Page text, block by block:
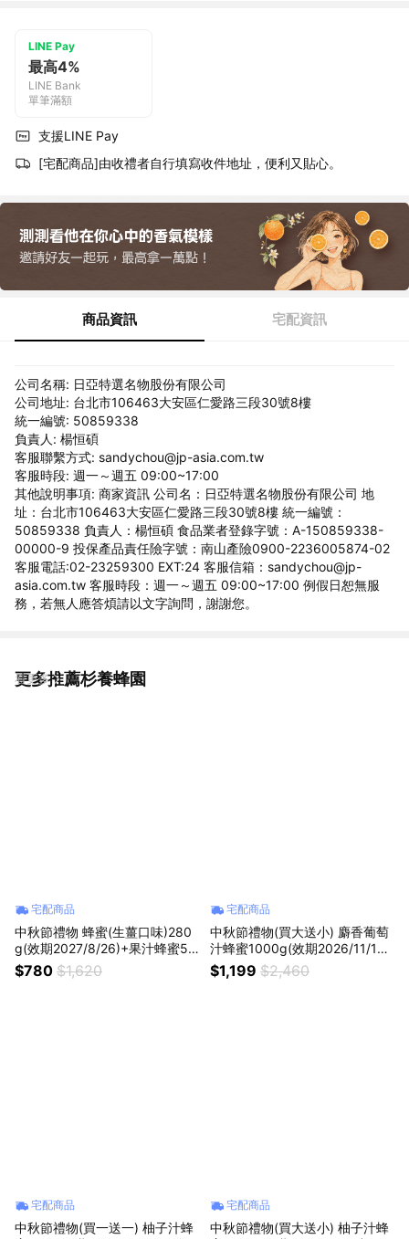
LINE Pay
最高4%
LINE Bank
單筆滿額
支援LINE Pay
[宅配商品]由收禮者自行填寫收件地址，便利又貼心。
商品資訊 宅配資訊
公司名稱: 日亞特選名物股份有限公司
公司地址: 台北市106463大安區仁愛路三段30號8樓
統一編號: 50859338
負責人: 楊恒碩
客服聯繫方式: sandychou@jp-asia.com.tw
客服時段: 週一～週五 09:00~17:00
其他說明事項: 商家資訊 公司名：日亞特選名物股份有限公司 地
址：台北市106463大安區仁愛路三段30號8樓 統一編號：
50859338 負責人：楊恒碩 食品業者登錄字號：A-150859338-
00000-9 投保產品責任險字號：南山產險0900-2236005874-02
客服電話:02-23259300 EXT:24 客服信箱：sandychou@jp-
asia.com.tw 客服時段：週一～週五 09:00~17:00 例假日恕無服
務，若無人應答煩請以文字詢問，謝謝您。
更多推薦杉養蜂園
看更多
宅配商品
中秋節禮物 蜂蜜(生薑口味)280
g(效期2027/8/26)+果汁蜂蜜50
0g
$780 $1,620
宅配商品
中秋節禮物(買大送小) 麝香葡萄
汁蜂蜜1000g(效期2026/11/19)
+果汁蜂蜜500g
$1,199 $2,460
宅配商品
中秋節禮物(買一送一) 柚子汁蜂
宅配商品
中秋節禮物(買大送小) 柚子汁蜂